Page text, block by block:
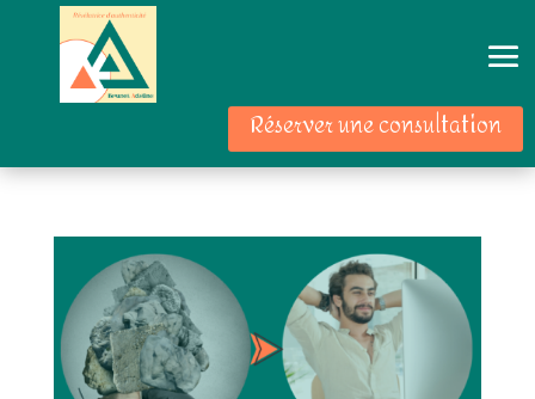
Réserver une consultation